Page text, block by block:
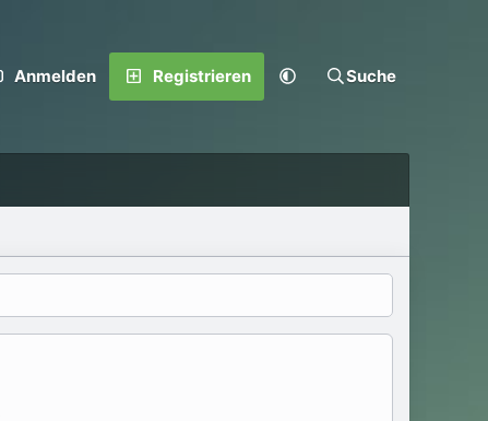
Anmelden Registrieren Suche